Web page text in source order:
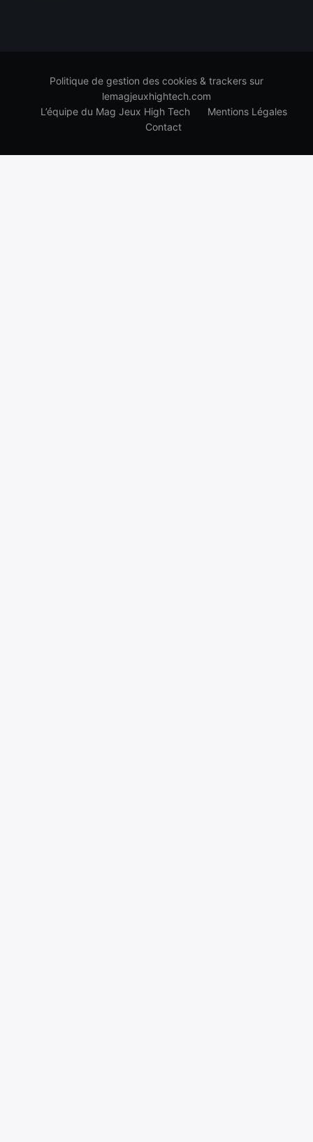
Politique de gestion des cookies & trackers sur
lemagjeuxhightech.com
L’équipe du Mag Jeux High Tech
Mentions Légales
Contact